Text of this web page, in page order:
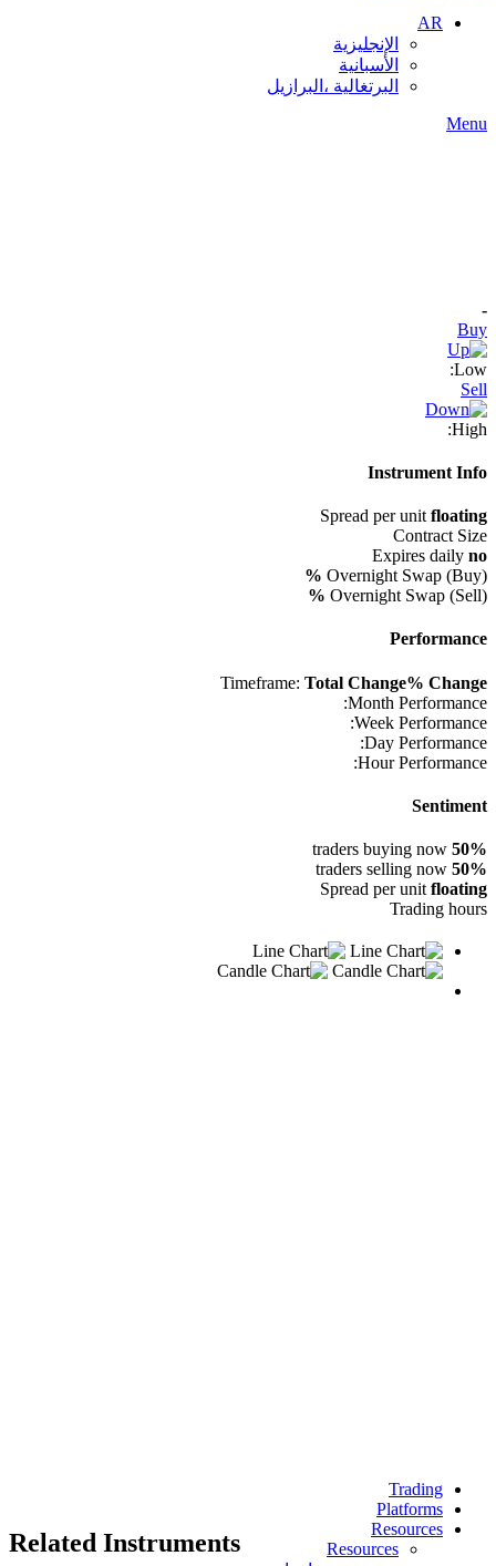
AR
الإنجليزية
الأسبانية
البرتغالية ،البرازيل
Menu
-
Buy
Low:
Sell
High:
Instrument Info
Spread per unit floating
Contract Size
Expires daily no
Overnight Swap (Buy)
%
Overnight Swap (Sell)
%
Performance
Timeframe: Total Change% Change
Month Performance:
Week Performance:
Day Performance:
Hour Performance:
Sentiment
traders buying now 50%
traders selling now 50%
Spread per unit floating
Trading hours
Related Instruments
Trading
Platforms
Resources
Resources